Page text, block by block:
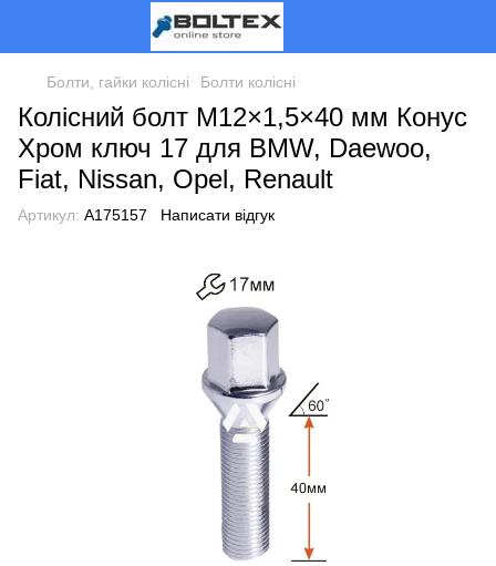
Болти, гайки колісні Болти колісні
Колісний болт M12×1,5×40 мм Конус
Хром ключ 17 для BMW, Daewoo,
Fiat, Nissan, Opel, Renault
Артикул: A175157 Написати відгук